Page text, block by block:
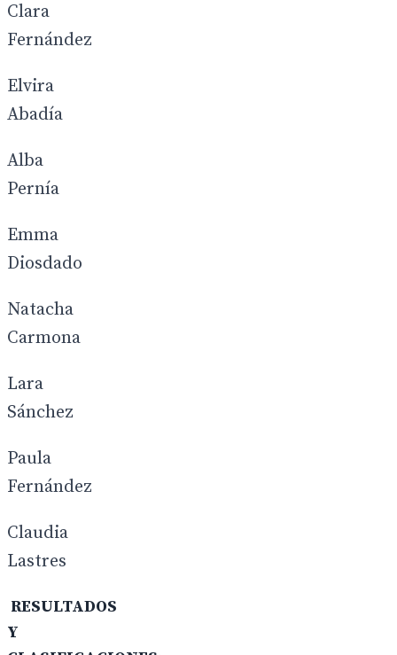
Clara
Fernández
Elvira
Abadía
Alba
Pernía
Emma
Diosdado
Natacha
Carmona
Lara
Sánchez
Paula
Fernández
Claudia
Lastres
RESULTADOS
Y